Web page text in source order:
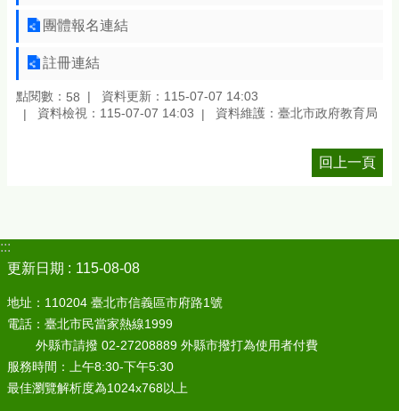
團體報名連結
註冊連結
點閱數： 58
資料更新：115-07-07 14:03
資料檢視：115-07-07 14:03
資料維護：臺北市政府教育局
回上一頁
:::
更新日期
115-08-08
地址：110204 臺北市信義區市府路1號
電話：臺北市民當家熱線1999
外縣市請撥 02-27208889 外縣市撥打為使用者付費
服務時間：上午8:30-下午5:30
最佳瀏覽解析度為1024x768以上